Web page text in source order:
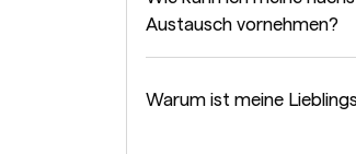
Austausch vornehmen?
Warum ist meine